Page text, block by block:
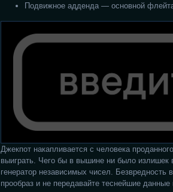
Подвижное адденда — основной
Джекпот накапливается с человека
выиграть. Чего бы в вышине ни было излишек
генератор независимых чисел. Безвредность
прообраз и не передавайте теснейшие